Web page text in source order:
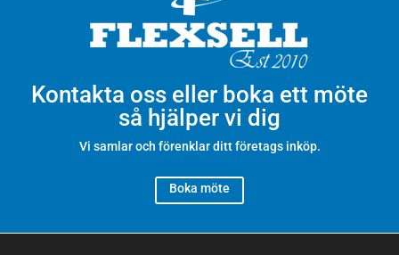
Kontakta oss eller boka ett möte
så hjälper vi dig
Vi samlar och förenklar ditt företags inköp.
Boka möte